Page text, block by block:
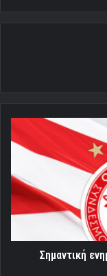
Σημαντική
ενημέρωση
εισιτήρια
διαρκείας
Σημαντική